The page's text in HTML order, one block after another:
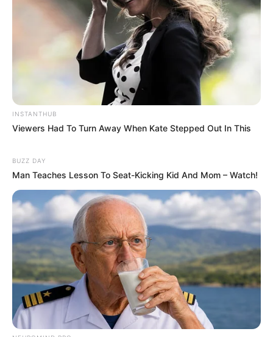
INSTANTHUB
Viewers Had To Turn Away When Kate Stepped Out In This
BUZZ DAY
Man Teaches Lesson To Seat-Kicking Kid And Mom – Watch!